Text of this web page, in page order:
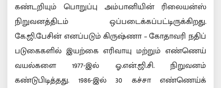
கண்டறியும் பொறுப்பு அம்பானியின் ரிலையன்ஸ்
நிறுவனத்திடம் ஒப்படைக்கப்பட்டிருக்கிறது.
கே.ஜி.பேசின் எனப்படும் கிருஷ்ணா – கோதாவரி நதிப்
படுகைகளில் இயற்கை எரிவாயு மற்றும் எண்ணெய்
வயல்களை 1977-இல் ஓ.என்.ஜி.சி. நிறுவனம்
கண்டுபிடித்தது. 1986-இல் 30 கச்சா எண்ணெய்க்